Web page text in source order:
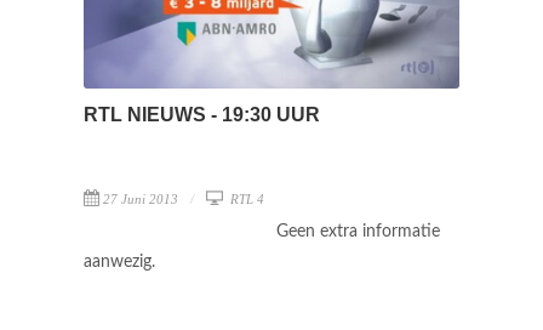
RTL NIEUWS - 19:30 UUR
27 Juni 2013 RTL 4
Geen extra informatie
aanwezig.